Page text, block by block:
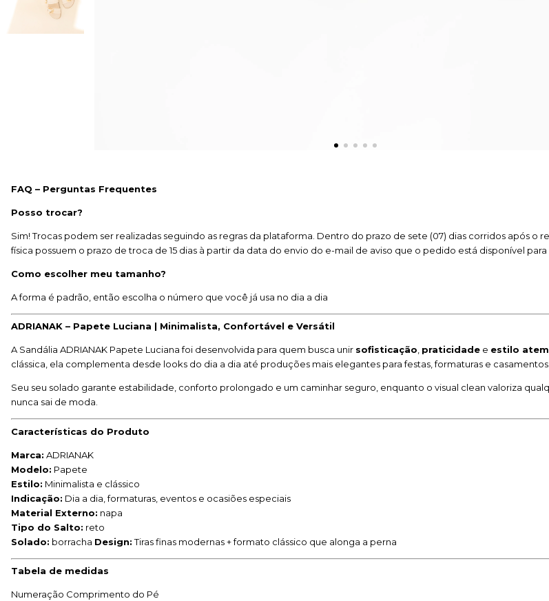
FAQ – Perguntas Frequentes
Posso trocar?
Sim! Trocas podem ser realizadas seguindo as regras da plataforma. Dentro do prazo de sete (07) dias corridos após
física possuem o prazo de troca de 15 dias à partir da data do envio do e-mail de aviso que o pedido está disponível para
Como escolher meu tamanho?
A forma é padrão, então escolha o número que você já usa no dia a dia
ADRIANAK – Papete Luciana | Minimalista, Confortável e Versátil
A Sandália ADRIANAK Papete Luciana foi desenvolvida para quem busca unir sofisticação, praticidade e estilo
clássica, ela complementa desde looks do dia a dia até produções mais elegantes para festas, formaturas e casamentos.
Seu seu solado garante estabilidade, conforto prolongado e um caminhar seguro, enquanto o visual clean valoriza
nunca sai de moda.
Características do Produto
Marca: ADRIANAK
Modelo: Papete
Estilo: Minimalista e clássico
Indicação: Dia a dia, formaturas, eventos e ocasiões especiais
Material Externo: napa
Tipo do Salto: reto
Solado: borracha Design:Tiras finas modernas + formato clássico que alonga a perna
Tabela de medidas
Numeração Comprimento do Pé